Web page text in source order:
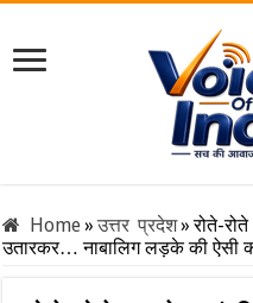
Home» उत्तर प्रदेश» रोते-
उतारकर… नाबालिग लड़के की ऐसी